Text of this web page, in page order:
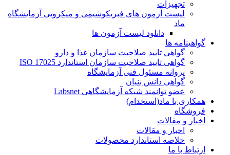
تجهیزات
لیست آزمون های فیزیکوشیمی و میکروبی آزمایشگاه
ماد
دانلود لیست آزمون ها
گواهینامه ها
گواهی تایید صلاحیت سازمان غذا و دارو
گواهی تایید صلاحیت سازمان استاندارد ISO 17025
پروانه مسئول فنی آزمایشگاه
گواهی دانش بنیان
عضو توانمند شبکه آزمایشگاهی Labsnet
همکاری با ماد(استخدام)
فروشگاه
اخبار و مقالات
اخبار و مقالات
خلاصه استاندارد محصولات
ارتباط با ما